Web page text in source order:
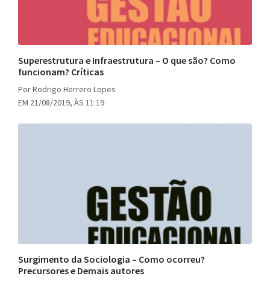
Superestrutura e Infraestrutura – O que são? Como
funcionam? Críticas
Por Rodrigo Herrero Lopes
EM 21/08/2019, ÀS 11:19
Surgimento da Sociologia – Como ocorreu?
Precursores e Demais autores